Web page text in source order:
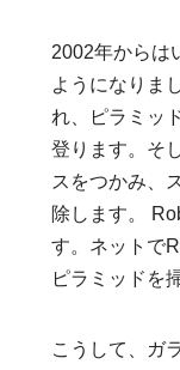
2002年からは
ようになりま
れ、ピラミッ
登ります。そ
スをつかみ、
除します。
す。ネットで
ピラミッドを
こうして、ガ